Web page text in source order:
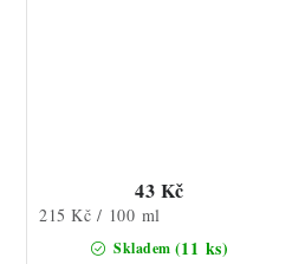
Skladem (11 ks)
43 Kč
Měrná
215 Kč / 100 ml